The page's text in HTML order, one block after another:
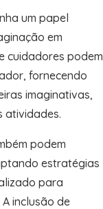
um papel
em
cuidadores podem
fornecendo
imaginativas,
atividades.
podem
estratégias
para
inclusão de